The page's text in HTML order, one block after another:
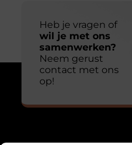
Heb je vragen of
wil je met ons
samenwerken?
Neem gerust
contact met ons
op!